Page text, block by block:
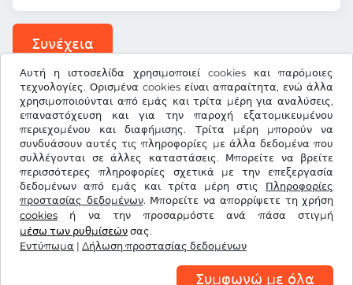
Αυτή η ιστοσελίδα χρησιμοποιεί cookies και παρόμοιες
τεχνολογίες. Ορισμένα cookies είναι απαραίτητα, ενώ άλλα
χρησιμοποιούνται από εμάς και τρίτα μέρη για αναλύσεις,
επαναστόχευση και για την παροχή εξατομικευμένου
περιεχομένου και διαφήμισης. Τρίτα μέρη μπορούν να
συνδυάσουν αυτές τις πληροφορίες με άλλα δεδομένα που
συλλέγονται σε άλλες καταστάσεις. Μπορείτε να βρείτε
περισσότερες πληροφορίες σχετικά με την επεξεργασία
δεδομένων από εμάς και τρίτα μέρη στις Πληροφορίες
προστασίας δεδομένων. Μπορείτε να απορρίψετε τη χρήση
cookies ή να την προσαρμόστε ανά πάσα στιγμή
μέσω των ρυθμίσεών σας.
Εντύπωμα | Δήλωση προστασίας δεδομένων
Συμφωνώ με όλα
Συνέχεια
€EUR
Facebook Instagram
Όροι & προϋποθέσεις / Δικαίωμα Υπαναχώρησης
Δήλωση προστασίας δεδομένων
Ρυθμίσεις cookies